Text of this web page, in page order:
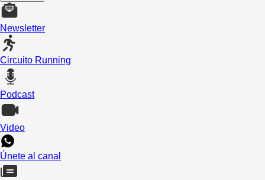
Newsletter
Circuito Running
Podcast
Video
Únete al canal